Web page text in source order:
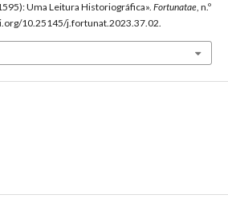
Uma Leitura Historiográfica». Fortunatae , n.º
10.25145/j.fortunat.2023.37.02.